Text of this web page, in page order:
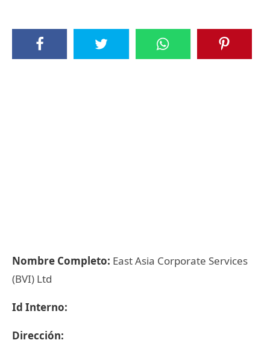
Nombre Completo: East Asia Corporate Services
(BVI) Ltd
Id Interno:
Dirección: